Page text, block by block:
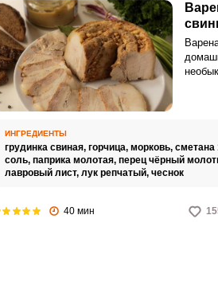
ИНГРЕДИЕНТЫ
грудинка свиная, горчица, морковь, сметана
соль, паприка молотая, перец чёрный
лавровый лист, лук репчатый, чеснок
40 мин